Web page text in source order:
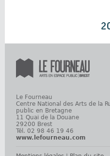
Le Fourneau
Centre National des Arts de la
public en Bretagne
11 Quai de la Douane
29200 Brest
Tél. 02 98 46 19 46
www.lefourneau.com